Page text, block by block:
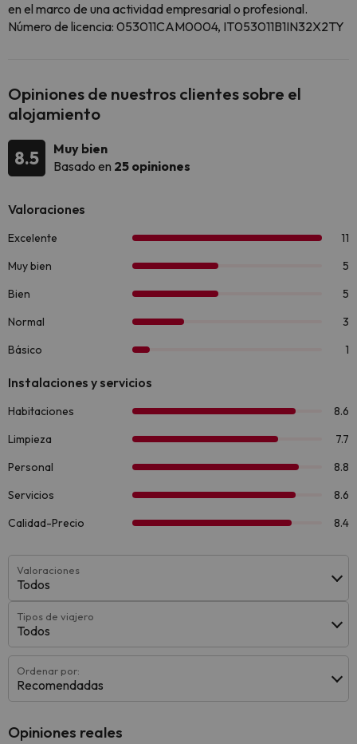
en el marco de una actividad empresarial o profesional.
Número de licencia: 053011CAM0004, IT053011B1IN32X2TY
Opiniones de nuestros clientes sobre el
alojamiento
8.5
Muy bien
Basado en 25 opiniones
Valoraciones
Todos
Tipos de viajero
Todos
Ordenar por:
Recomendadas
Opiniones reales